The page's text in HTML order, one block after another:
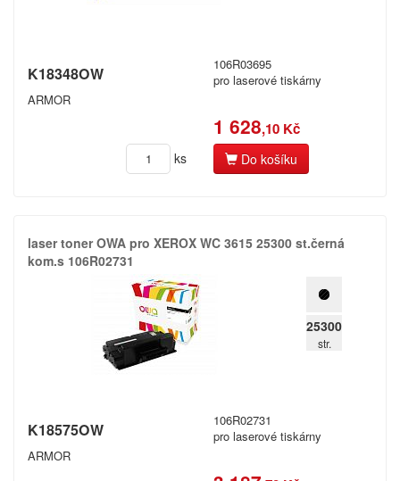
K18348OW
ARMOR
106R03695
pro laserové tiskárny
1 628,10 Kč
ks Do košíku
laser toner OWA pro XEROX WC 3615 25300 st.​černá
kom.​s 106R02731
25300
str.
K18575OW
ARMOR
106R02731
pro laserové tiskárny